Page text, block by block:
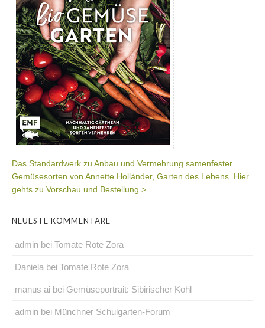
Das Standardwerk zu Anbau und Vermehrung samenfester
Gemüsesorten von Annette Holländer, Garten des Lebens. Hier
gehts zu Vorschau und Bestellung >
NEUESTE KOMMENTARE
admin bei Tomate Rote Zora
Daniela bei Tomate Rote Zora
manus ai bei Gemüseportrait: Sibirischer Kohl
admin bei Münchner Schulgarten-Forum